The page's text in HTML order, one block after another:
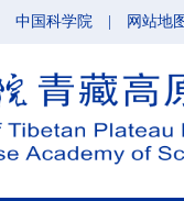
中国科学院 网站地